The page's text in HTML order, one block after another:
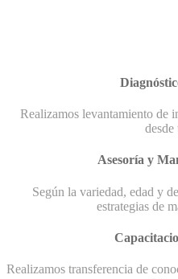
Realizamos levantamiento de
desde
Asesoría y
Según la variedad, edad y
estrategias de
Realizamos transferencia de